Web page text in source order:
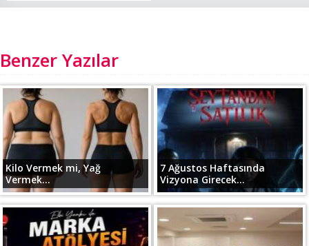
Benzer Yazılar
Kilo Vermek mi, Yağ
Vermek...
7 Ağustos Haftasında
Vizyona Girecek...